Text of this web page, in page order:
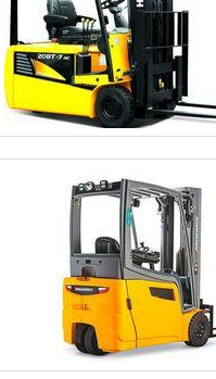
DE
na L3
encontrar o que há de
e peças para
opções
e
dentro de seu
consegue também
cuidadoso e que
do cliente. A L3
que tem despontado no
em tudo
sua essência